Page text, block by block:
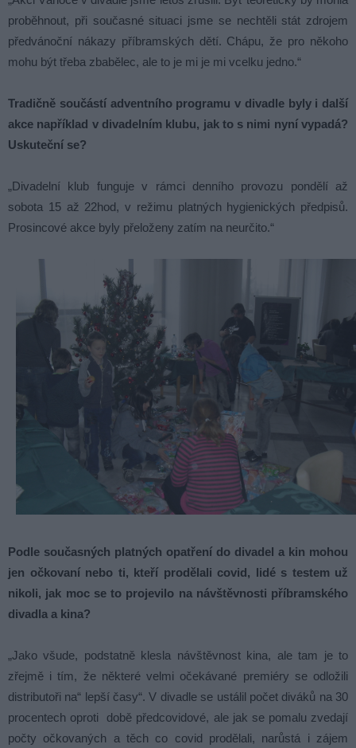
proběhnout, při současné situaci jsme se nechtěli stát zdrojem
předvánoční nákazy příbramských dětí. Chápu, že pro někoho
mohu být třeba zbabělec, ale to je mi je mi vcelku jedno.“
Tradičně součástí adventního programu v divadle byly i další
akce například v divadelním klubu, jak to s nimi nyní vypadá?
Uskuteční se?
„Divadelní klub funguje v rámci denního provozu pondělí až
sobota 15 až 22hod, v režimu platných hygienických předpisů.
Prosincové akce byly přeloženy zatím na neurčito.“
Podle současných platných opatření do divadel a kin mohou
jen očkovaní nebo ti, kteří prodělali covid, lidé s testem už
nikoli, jak moc se to projevilo na návštěvnosti příbramského
divadla a kina?
„Jako všude, podstatně klesla návštěvnost kina, ale tam je to
zřejmě i tím, že některé velmi očekávané premiéry se odložili
distributoři na“ lepší časy“. V divadle se ustálil počet diváků na 30
procentech oproti době předcovidové, ale jak se pomalu zvedají
počty očkovaných a těch co covid prodělali, narůstá i zájem